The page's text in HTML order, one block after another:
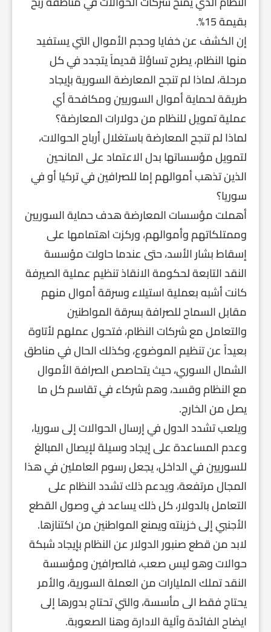
بقيمة 15%.
إن الكشف عن خفايا وحجم الأموال التي يستفيد
منها النظام، يطرح تساؤلاً قديماً يتجدد في كل
مرحلة، لماذا لم تنجح المعارضة السورية بإيجاد
طريقة لحماية أموال السوريين ومكافحة أي
عملية تمويل للنظام من دولارات المعارضة؟
لماذا لم تنجح المعارضة باستغلال أرباح الحوالات،
لتمويل مؤسساتها بدل الاعتماد على المانحين
الذين تذهب أموالهم إما للصرافين في تركيا أو في
سوريا؟
أهملت مؤسسات المعارضة هدف حماية السوريين
وممتلكاتهم وأموالهم، وركزت اهتمامها على
إسقاط بشار الأسد، حتى عندما حاولت مؤسسة
النقد التابعة لحكومة الانقاذ تنظيم عملية الصيرفة
كانت أشبه بعملية استيلاء وسرقة أموال منهم
مقابل السماح للصرافة بسرقة المواطنين
والتعامل مع شركات النظام، فتحول عملهم لأتاوة
بعيداً عن تنظيم الموضوع، وكذلك الحال في مناطق
الشمال السوري، حيث يتحاصص الصرافة الأموال
مع النظام وقسد، وهم شركاء في تقاسم كل ما
يصل من الخارج.
ويلعب تشدد الدول في إرسال الحوالات إلى سوريا،
وعدم المساعدة على إيجاد وسيلة لإيصال المبالغ
للسوريين في الداخل، يجعل رسوم العاملين في هذا
المجال مرتفعة، ويدعم ذلك تشدد النظام على
التعامل بالدولار، كل ذلك يساعد في وصول القطع
الأجنبي إلى خزينته ويمنع المواطنين من اكتنازها.
لابد من قطع صنبور الدولار عن النظام بإيجاد شبكة
حوالات وهو ليس صعب، فالصرافين ومؤسسة
النقد تملك المليارات من العملة السورية، والأمر
يحتاج فقط الى مأسسة، والتي تحتاج بدورها إلى
ايضاح الفائدة وآلية الادارة وهنا الصعوبة.